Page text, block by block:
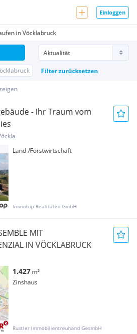
Einloggen
in Vöcklabruck
Filter zurücksetzen
- Ihr Traum vom
Land-/Forstwirtschaft
Immotop Realitäten GmbH
MIT
IN VÖCKLABRUCK
1.427 m²
Zinshaus
Rustler Immobilientreuhand GesmbH